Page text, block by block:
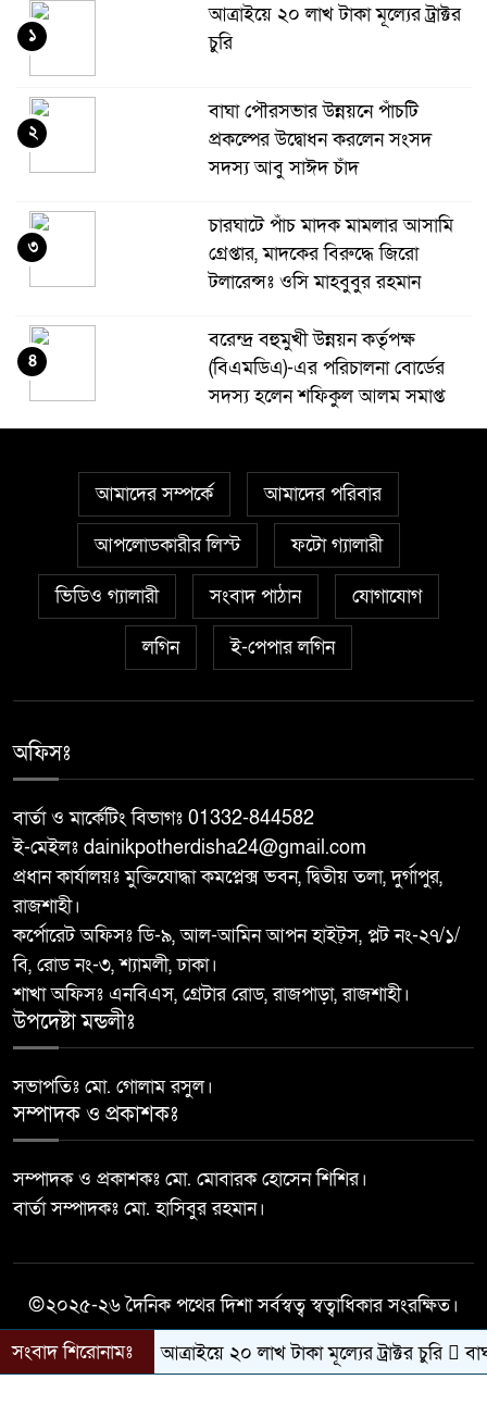
আত্রাইয়ে ২০ লাখ টাকা মূল্যের ট্রাক্টর
চুরি
১
বাঘা পৌরসভার উন্নয়নে পাঁচটি
প্রকল্পের উদ্বোধন করলেন সংসদ
সদস্য আবু সাঈদ চাঁদ
২
চারঘাটে পাঁচ মাদক মামলার আসামি
গ্রেপ্তার, মাদকের বিরুদ্ধে জিরো
টলারেন্সঃ ওসি মাহবুবুর রহমান
৩
বরেন্দ্র বহুমুখী উন্নয়ন কর্তৃপক্ষ
(বিএমডিএ)-এর পরিচালনা বোর্ডের
সদস্য হলেন শফিকুল আলম সমাপ্ত
৪
করলেন ইউএনও উম্মে হাবিবা
ফারজানা
বাঘায় পুলিশ পরিচয়ে চাঁদাবাজির
অভিযোগে ২ ভুয়া পুলিশকে গণপিটুনির
পর পুলিশে সোপর্দ
৭
সড়ক প্রশস্তকরণ কাজের উদ্বোধন
করলেন এমপি ডা. ইকরামুল বারী টিপু
৮
শিক্ষার্থীদের মাঝে গাছে চারা বিতরণ
করেন
৯
উদ্যোগ, মান্দা স্বাস্থ্য কমপ্লেক্সে ফ্যান ও
নেবুলাইজার সলিউশন বিতরণ
১০
আমাদের সম্পর্কে আমাদের পরিবার
আপলোডকারীর লিস্ট ফটো গ্যালারী
ভিডিও গ্যালারী সংবাদ পাঠান যোগাযোগ
লগিন ই-পেপার লগিন
অফিসঃ
বার্তা ও মার্কেটিং বিভাগঃ 01332-844582
ই-মেইলঃ dainikpotherdisha24@gmail.com
প্রধান কার্যালয়ঃ মুক্তিযোদ্ধা কমপ্লেক্স ভবন, দ্বিতীয় তলা, দুর্গাপুর,
রাজশাহী।
কর্পোরেট অফিসঃ ডি-৯, আল-আমিন আপন হাইট্স, প্লট নং-২৭/১/
বি, রোড নং-৩, শ্যামলী, ঢাকা।
শাখা অফিসঃ এনবিএস, গ্রেটার রোড, রাজপাড়া, রাজশাহী।
উপদেষ্টা মন্ডলীঃ
সভাপতিঃ মো. গোলাম রসুল।
সম্পাদক ও প্রকাশকঃ
সম্পাদক ও প্রকাশকঃ মো. মোবারক হোসেন শিশির।
বার্তা সম্পাদকঃ মো. হাসিবুর রহমান।
©২০২৫-২৬ দৈনিক পথের দিশা সর্বস্বত্ব স্বত্বাধিকার সংরক্ষিত।
সকল কারিগরী সহযোগিতায়ঃ Success Life IT
সংবাদ শিরোনামঃ আত্রাইয়ে ২০ লাখ টাকা মূল্যের ট্রাক্টর চুরি বাঘা